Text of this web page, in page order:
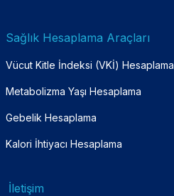
Sağlık Hesaplama Araçları
Vücut Kitle İndeksi (VKİ) Hesaplama
Metabolizma Yaşı Hesaplama
Gebelik Hesaplama
Kalori İhtiyacı Hesaplama
İletişim